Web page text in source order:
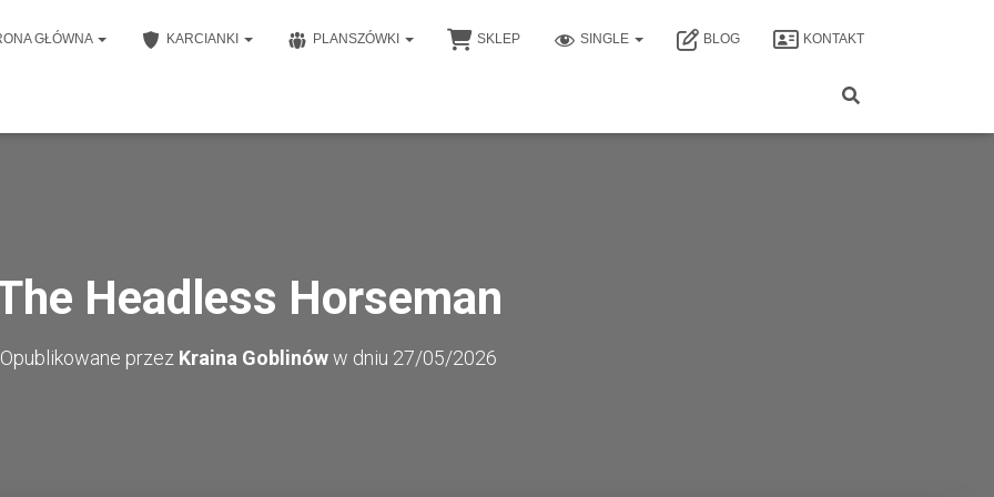
GŁÓWNA KARCIANKI PLANSZÓWKI SKLEP SINGLE BLOG KONTAKT
Headless Horseman
Opublikowane przez Kraina Goblinóww dniu 27/05/2026